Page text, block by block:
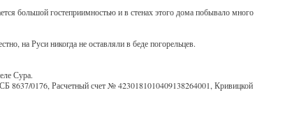
большой гостеприимностью и в стенах этого дома побывало много
на Руси никогда не оставляли в беде погорельцев.
Сура.
8637/0176, Расчетный счет № 4230181010409138264001, Кривицкой